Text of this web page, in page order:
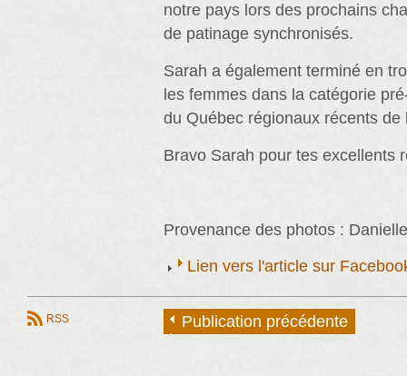
notre pays lors des prochains
de patinage synchronisés.
Sarah a également terminé en
les femmes dans la catégorie
du Québec régionaux récents de
Bravo Sarah pour tes excellents
Provenance des photos :
Lien vers l'article sur
RSS Publication précédente